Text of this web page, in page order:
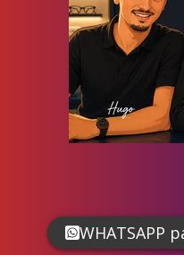
WHATSAPP